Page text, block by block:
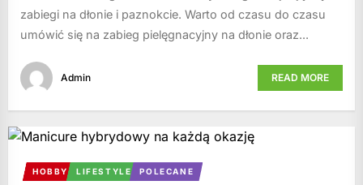
zabiegi na dłonie i paznokcie. Warto od czasu do czasu
umówić się na zabieg pielęgnacyjny na dłonie oraz...
Admin READ MORE
HOBBY LIFESTYLE POLECANE